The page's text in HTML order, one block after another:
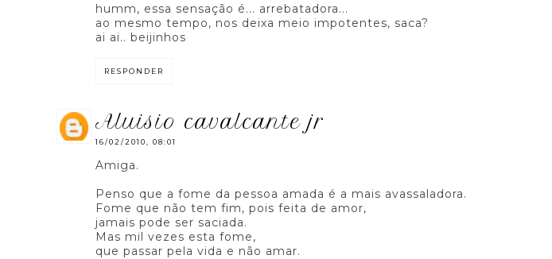
humm, essa sensação é... arrebatadora...
ao mesmo tempo, nos deixa meio impotentes, saca?
ai ai.. beijinhos
RESPONDER
aluisio cavalcante jr
16/02/2010, 08:01
Amiga.
Penso que a fome da pessoa amada é a mais avassaladora.
Fome que não tem fim, pois feita de amor,
jamais pode ser saciada.
Mas mil vezes esta fome,
que passar pela vida e não amar.